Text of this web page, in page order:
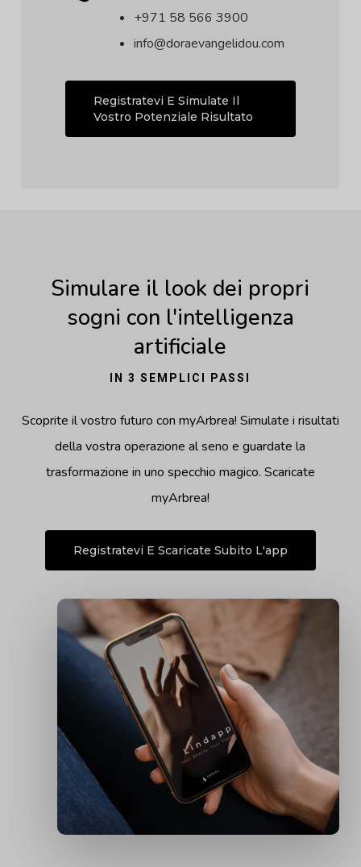
+971 58 566 3900
info@doraevangelidou.com
Registratevi E Simulate Il
Vostro Potenziale Risultato
Simulare il look dei propri
sogni con l'intelligenza
artificiale
IN 3 SEMPLICI PASSI
Scoprite il vostro futuro con myArbrea! Simulate i risultati
della vostra operazione al seno e guardate la
trasformazione in uno specchio magico. Scaricate
myArbrea!
Registratevi E Scaricate Subito L'app